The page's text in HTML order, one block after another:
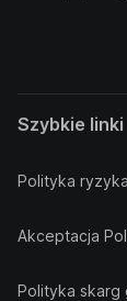
Szybkie linki
Polityka
Akceptacja
Polityka skarg